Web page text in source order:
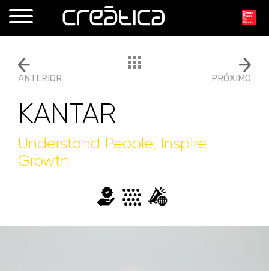
ANTERIOR PRÓXIMO
KANTAR
Understand People, Inspire
Growth